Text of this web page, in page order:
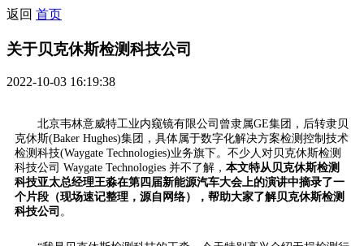
返回 首页
关于贝克休斯检测科技公司
2022-10-03 16:19:38
北京韦林意威特工业内窥镜有限公司曾隶属GE集团，后转隶贝
克休斯(Baker Hughes)集团，具体属于数字化解决方案检测控制技术
检测科技(Waygate Technologies)业务旗下。不少人对贝克休斯检测
科技公司 Waygate Technologies 并不了解， 本文特从贝克休斯检测
科技亚太总经理王淼在第四届新能源汽车大会上的演讲中摘录了一
个片段 （现场速记整理， 源自网络）
，帮助大家了解贝克休斯检测
科技公司 。